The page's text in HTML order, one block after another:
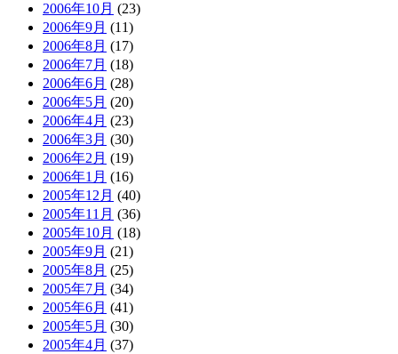
2006年10月 (23)
2006年9月 (11)
2006年8月 (17)
2006年7月 (18)
2006年6月 (28)
2006年5月 (20)
2006年4月 (23)
2006年3月 (30)
2006年2月 (19)
2006年1月 (16)
2005年12月 (40)
2005年11月 (36)
2005年10月 (18)
2005年9月 (21)
2005年8月 (25)
2005年7月 (34)
2005年6月 (41)
2005年5月 (30)
2005年4月 (37)